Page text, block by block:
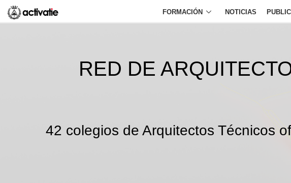
FORMACIÓN NOTICIAS
RED DE
42 colegios de Arquitectos Técnicos